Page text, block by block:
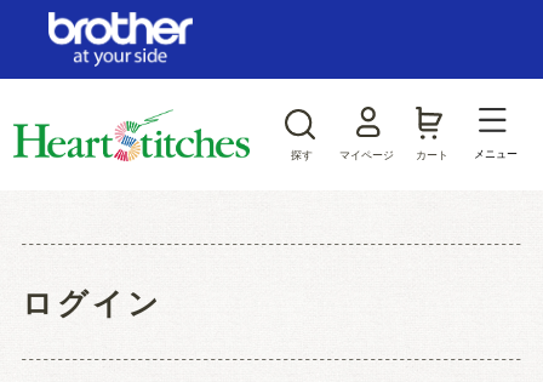
探す マイページ カート メニュー
ログイン
ログイン/新規会員登録